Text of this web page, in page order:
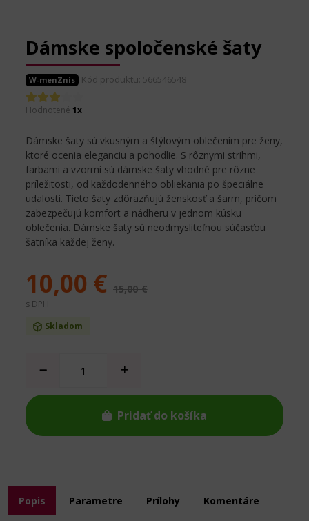
Dámske spoločenské šaty
W-menZnis Kód produktu: 566546548
Hodnotené 1x
Dámske šaty sú vkusným a štýlovým oblečením pre ženy,
ktoré ocenia eleganciu a pohodlie. S rôznymi strihmi,
farbami a vzormi sú dámske šaty vhodné pre rôzne
príležitosti, od každodenného obliekania po špeciálne
udalosti. Tieto šaty zdôrazňujú ženskosť a šarm, pričom
zabezpečujú komfort a nádheru v jednom kúsku
oblečenia. Dámske šaty sú neodmysliteľnou súčasťou
šatníka každej ženy.
Skladom
10,00 € 15,00 €
s DPH
Pridať do košíka
Popis Parametre Prílohy Komentáre